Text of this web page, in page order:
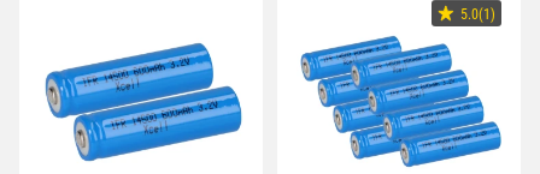
5.0(1)